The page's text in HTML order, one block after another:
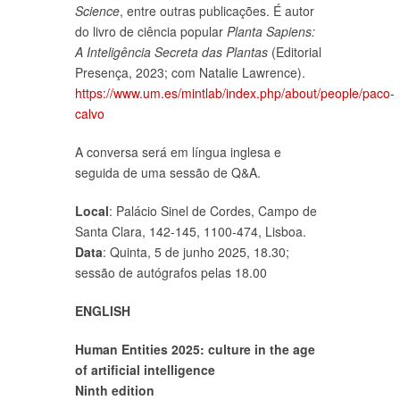
Science, entre outras publicações. É autor
do livro de ciência popular Planta Sapiens:
A Inteligência Secreta das Plantas (Editorial
Presença, 2023; com Natalie Lawrence).
https://www.um.es/mintlab/index.php/about/people/paco-
calvo
A conversa será em língua inglesa e
seguida de uma sessão de Q&A.
Local: Palácio Sinel de Cordes, Campo de
Santa Clara, 142-145, 1100-474, Lisboa.
Data: Quinta, 5 de junho 2025, 18.30;
sessão de autógrafos pelas 18.00
ENGLISH
Human Entities 2025: culture in the age
of artificial intelligence
Ninth edition